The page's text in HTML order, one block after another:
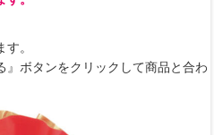
。
』ボタンをクリックして商品と合わ